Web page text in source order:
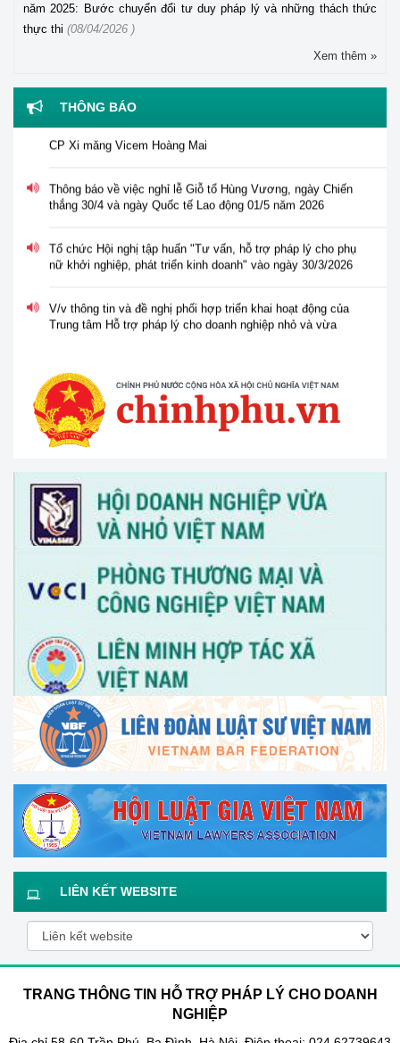
năm 2025: Bước chuyển đổi tư duy pháp lý và những thách thức
thực thi (08/04/2026 )
Xem thêm »
THÔNG BÁO
Thông báo tuyển dụng viên chức năm 2026 của Trung tâm
Thông báo về việc nghỉ lễ Giỗ tổ Hùng Vương, ngày Chiến
thắng 30/4 và ngày Quốc tế Lao động 01/5 năm 2026
Tổ chức Hội nghị tập huấn "Tư vấn, hỗ trợ pháp lý cho phụ
nữ khởi nghiệp, phát triển kinh doanh" vào ngày 30/3/2026
Trung tâm Hỗ trợ pháp lý cho doanh nghiệp nhỏ và vừa
LIÊN KẾT WEBSITE
TRANG THÔNG TIN HỖ TRỢ PHÁP LÝ CHO DOANH
NGHIỆP